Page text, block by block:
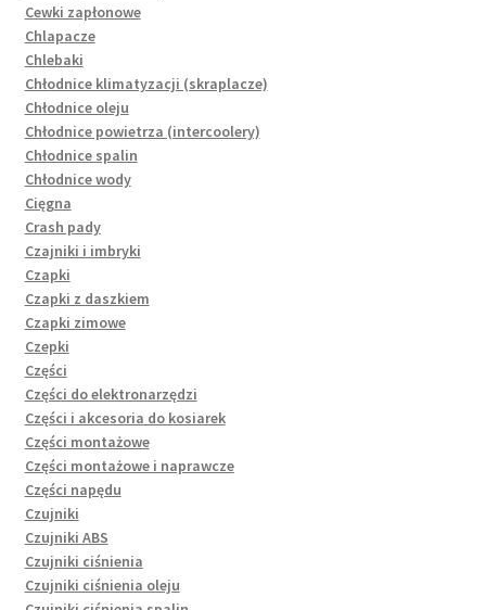
Cewki zapłonowe
Chlapacze
Chlebaki
Chłodnice klimatyzacji (skraplacze)
Chłodnice oleju
Chłodnice powietrza (intercoolery)
Chłodnice spalin
Chłodnice wody
Cięgna
Crash pady
Czajniki i imbryki
Czapki
Czapki z daszkiem
Czapki zimowe
Czepki
Części
Części do elektronarzędzi
Części i akcesoria do kosiarek
Części montażowe
Części montażowe i naprawcze
Części napędu
Czujniki
Czujniki ABS
Czujniki ciśnienia
Czujniki ciśnienia oleju